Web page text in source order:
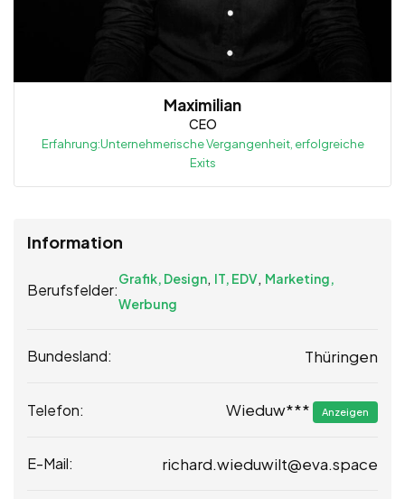
Maximilian
CEO
Erfahrung:Unternehmerische Vergangenheit, erfolgreiche
Exits
Information
Berufsfelder:
Grafik, Design, IT, EDV, Marketing,
Werbung
Bundesland: Thüringen
Telefon: Wieduw*** Anzeigen
E-Mail: richard.wieduwilt@eva.space